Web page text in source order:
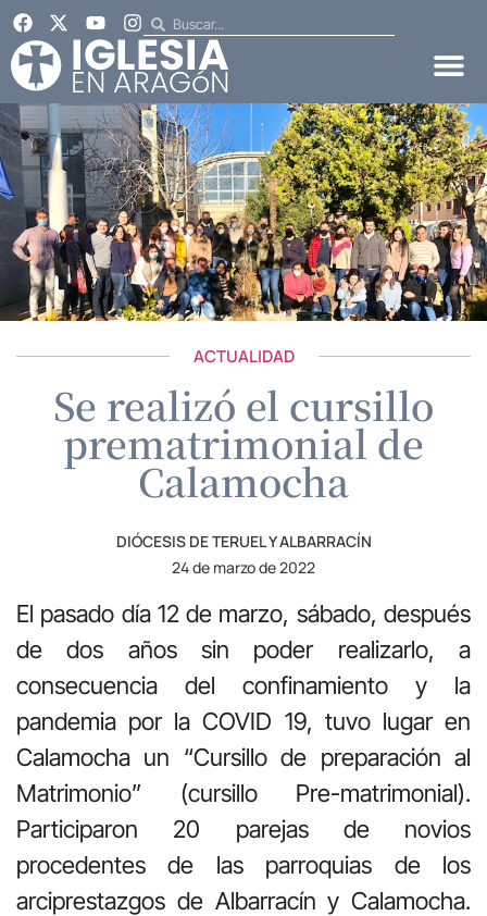
ACTUALIDAD
Se realizó el cursillo
prematrimonial de
Calamocha
DIÓCESIS DE TERUEL Y ALBARRACÍN
24 de marzo de 2022
El pasado día 12 de marzo, sábado, después
de dos años sin poder realizarlo, a
consecuencia del confinamiento y la
pandemia por la COVID 19, tuvo lugar en
Calamocha un “Cursillo de preparación al
Matrimonio” (cursillo Pre-matrimonial).
Participaron 20 parejas de novios
procedentes de las parroquias de los
arciprestazgos de Albarracín y Calamocha.